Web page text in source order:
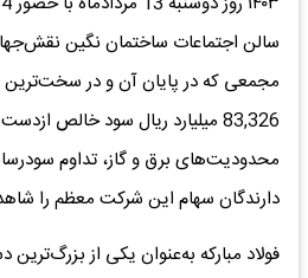
سالن اجتماعات ساختمان نگین
مجمعی که در پایان آن و در سخت‌ترین
محدودیت‌های برق و گاز، تداوم
دارندگان سهام این شرکت معظم را
فولاد مبارکه به‌عنوان یکی از